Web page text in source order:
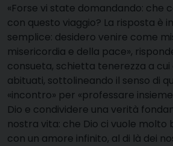
«Forse vi state domandando: che
con questo viaggio? La risposta è
semplice: desidero venire come
misericordia e della pace»,
consueta, schietta tenerezza a cui
abituati, sottolineando il senso di
«incontro» per «professare
Dio e condividere una verità
nostra vita: che Dio ci vuole molto
con un amore infinito, al di là dei